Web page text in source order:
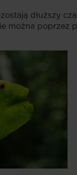
dłuższy
można poprzez